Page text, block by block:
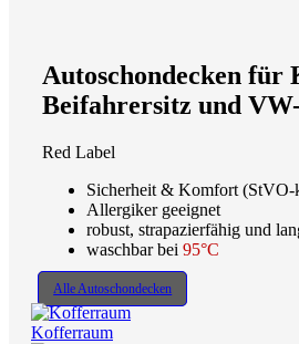
Autoschondecken für
Beifahrersitz und
Red Label
Sicherheit & Komfort (StVO-
Allergiker geeignet
robust, strapazierfähig und
waschbar bei 95°C
Alle Autoschondecken
Kofferraum